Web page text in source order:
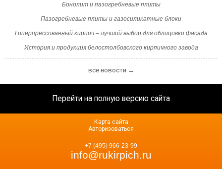
Бонолит и пазогребневые плиты
Пазогребневые плиты и газосиликатные блоки
Гиперпрессованный кирпич – лучший выбор для облицовки фасада
История и продукция белостолбовского кирпичного завода
все новости →
Перейти на полную версию сайта
+7 (495) 966-23-99
info@rukirpich.ru
Карта сайта
Авторизоваться